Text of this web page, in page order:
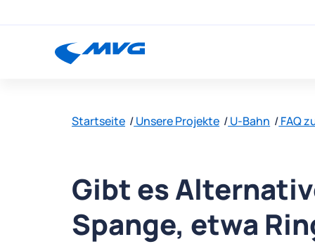
Startseite Unsere Projekte U-Bahn FAQ
Gibt es
Spange, etwa